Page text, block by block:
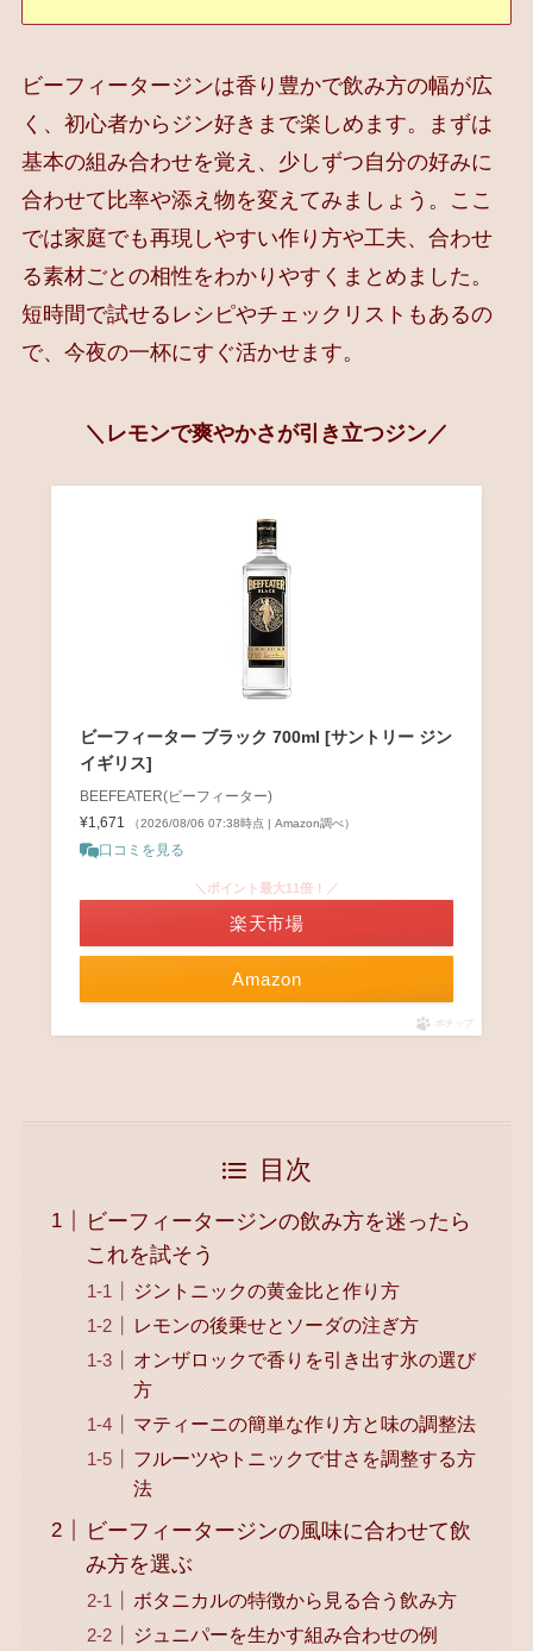
ビーフィータージンは香り豊かで飲み方の幅が広
く、初心者からジン好きまで楽しめます。まずは
基本の組み合わせを覚え、少しずつ自分の好みに
合わせて比率や添え物を変えてみましょう。ここ
では家庭でも再現しやすい作り方や工夫、合わせ
る素材ごとの相性をわかりやすくまとめました。
短時間で試せるレシピやチェックリストもあるの
で、今夜の一杯にすぐ活かせます。
＼レモンで爽やかさが引き立つジン／
ビーフィーター ブラック 700ml [サントリー ジン
‎イギリス]
BEEFEATER(ビーフィーター)
¥1,671
（2026/08/06 07:38時点 | Amazon調べ）
口コミを見る
Amazon
＼ポイント最大11倍！／
楽天市場
ポチップ
目次
ビーフィータージンの飲み方を迷ったら
これを試そう
ジントニックの黄金比と作り方
レモンの後乗せとソーダの注ぎ方
オンザロックで香りを引き出す氷の選び
方
マティーニの簡単な作り方と味の調整法
フルーツやトニックで甘さを調整する方
法
ビーフィータージンの風味に合わせて飲
み方を選ぶ
ボタニカルの特徴から見る合う飲み方
ジュニパーを生かす組み合わせの例